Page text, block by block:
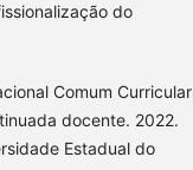
do
Comum Curricular
docente. 2022.
Estadual do